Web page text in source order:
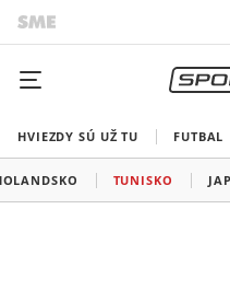
HVIEZDY SÚ UŽ TU FUTBAL
TUNISKO